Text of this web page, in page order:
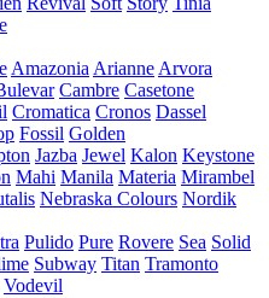
Amazonia Arianne Arvora
Cambre Casetone
Cromatica Cronos Dassel
Fossil Golden
Jazba Jewel Kalon Keystone
Mahi Manila Materia Mirambel
Nebraska Colours Nordik
Pulido Pure Rovere Sea Solid
Subway Titan Tramonto
Vodevil